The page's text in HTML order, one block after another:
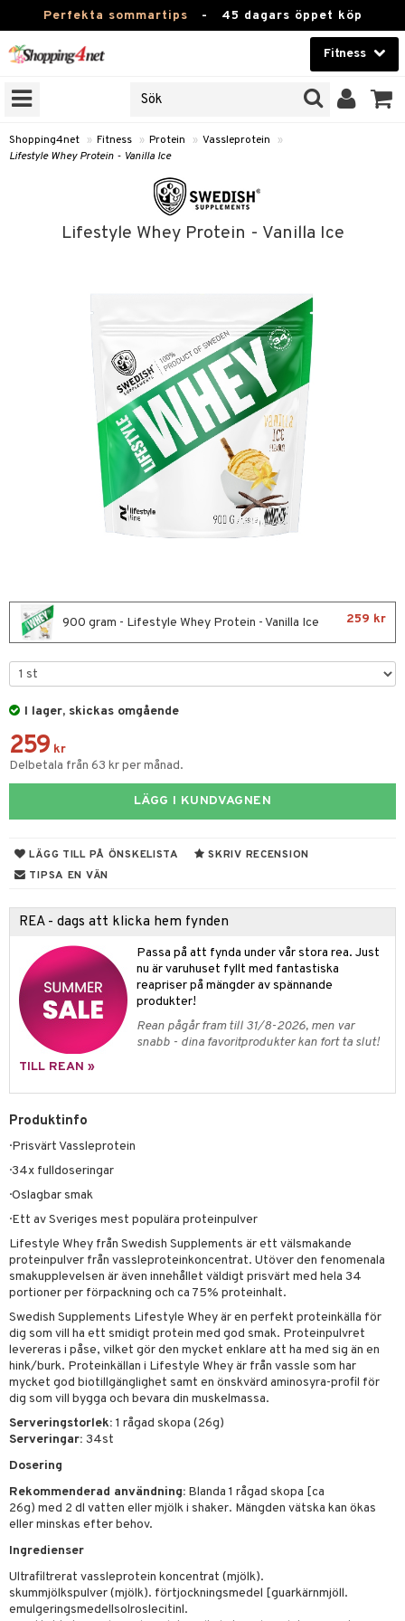
Perfekta sommartips - 45 dagars öppet köp
Fitness
Skönhet
Kontaktlinser
Fitness
Leksaker, Barn & Baby
Varumärken
Shopping4net » Fitness » Protein » Vassleprotein
»
Lifestyle Whey Protein - Vanilla Ice
Lifestyle Whey Protein - Vanilla Ice
900 gram - Lifestyle Whey Protein - Vanilla Ice 259 kr
I lager, skickas omgående
259 kr
Delbetala från 63 kr per månad.
LÄGG I KUNDVAGNEN
LÄGG TILL PÅ ÖNSKELISTA
SKRIV RECENSION
TIPSA EN VÄN
REA - dags att klicka hem fynden
Passa på att fynda under vår stora rea. Just
nu är varuhuset fyllt med fantastiska
reapriser på mängder av spännande
produkter!
Rean pågår fram till 31/8-2026, men var
snabb - dina favoritprodukter kan fort ta slut!
TILL REAN »
Produktinfo
· Prisvärt Vassleprotein
· 34x fulldoseringar
· Oslagbar smak
· Ett av Sveriges mest populära proteinpulver
Lifestyle Whey från Swedish Supplements är ett välsmakande
proteinpulver från vassleproteinkoncentrat. Utöver den fenomenala
smakupplevelsen är även innehållet väldigt prisvärt med hela 34
portioner per förpackning och ca 75% proteinhalt.
Swedish Supplements Lifestyle Whey är en perfekt proteinkälla för
dig som vill ha ett smidigt protein med god smak. Proteinpulvret
levereras i påse, vilket gör den mycket enklare att ha med sig än en
hink/burk. Proteinkällan i Lifestyle Whey är från vassle som har
mycket god biotillgänglighet samt en önskvärd aminosyra-profil för
dig som vill bygga och bevara din muskelmassa.
Serveringstorlek: 1 rågad skopa (26g)
Serveringar: 34st
Dosering
Rekommenderad användning: Blanda 1 rågad skopa [ca
26g) med 2 dl vatten eller mjölk i shaker. Mängden vätska kan ökas
eller minskas efter behov.
Ingredienser
Ultrafiltrerat vassleprotein koncentrat (mjölk).
skummjölkspulver (mjölk). förtjockningsmedel [guarkärnmjöll.
emulgeringsmedellsolroslecitinl.
& Tabletter
svar